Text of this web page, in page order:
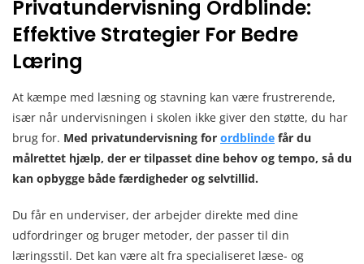
Privatundervisning Ordblinde:
Effektive Strategier For Bedre
Læring
At kæmpe med læsning og stavning kan være frustrerende,
især når undervisningen i skolen ikke giver den støtte, du har
brug for. Med privatundervisning for ordblinde får du
målrettet hjælp, der er tilpasset dine behov og tempo, så du
kan opbygge både færdigheder og selvtillid.
Du får en underviser, der arbejder direkte med dine
udfordringer og bruger metoder, der passer til din
læringsstil. Det kan være alt fra specialiseret læse- og